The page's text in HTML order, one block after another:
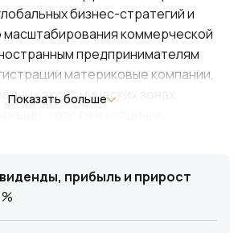
бизнес-стратегий и
коммерческой
предпринимателям
материковые компании,
экономических зонах,
и гибкое
а также дает возможность
Показать больше
прибыль и прирост